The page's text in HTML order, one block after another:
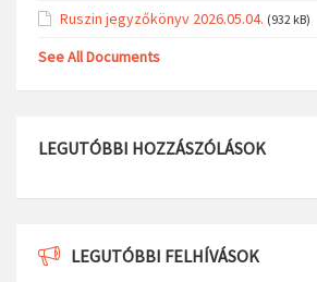
Ruszin jegyzőkönyv 2026.05.04. (932 kB)
See All Documents
LEGUTÓBBI HOZZÁSZÓLÁSOK
LEGUTÓBBI FELHÍVÁSOK